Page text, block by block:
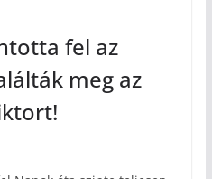
fel az
meg az